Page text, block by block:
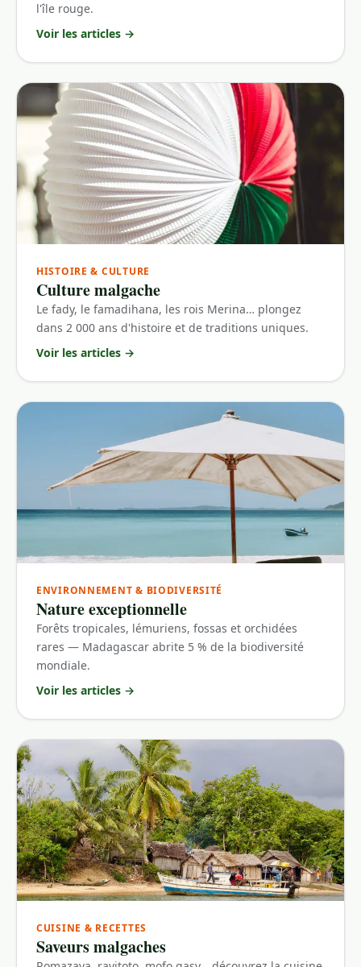
l'île rouge.
Voir les articles →
HISTOIRE & CULTURE
Culture malgache
Le fady, le famadihana, les rois Merina… plongez
dans 2 000 ans d'histoire et de traditions uniques.
Voir les articles →
ENVIRONNEMENT & BIODIVERSITÉ
Nature exceptionnelle
Forêts tropicales, lémuriens, fossas et orchidées
rares — Madagascar abrite 5 % de la biodiversité
mondiale.
Voir les articles →
CUISINE & RECETTES
Saveurs malgaches